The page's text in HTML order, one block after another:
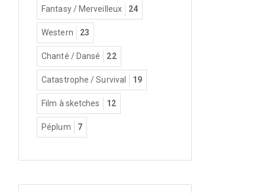
Fantasy / Merveilleux 24
Western 23
Chanté / Dansé 22
Catastrophe / Survival 19
Film à sketches 12
Péplum 7